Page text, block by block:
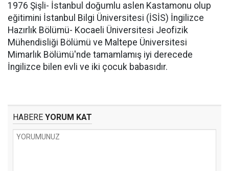
1976 Şişli- İstanbul doğumlu aslen Kastamonu olup
eğitimini İstanbul Bilgi Üniversitesi (İSİS) İngilizce
Hazırlık Bölümü- Kocaeli Üniversitesi Jeofizik
Mühendisliği Bölümü ve Maltepe Üniversitesi
Mimarlık Bölümü'nde tamamlamış iyi derecede
İngilizce bilen evli ve iki çocuk babasıdır.
HABERE YORUM KAT